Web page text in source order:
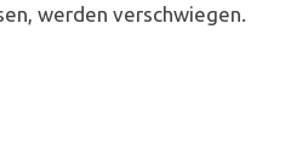
werden verschwiegen.